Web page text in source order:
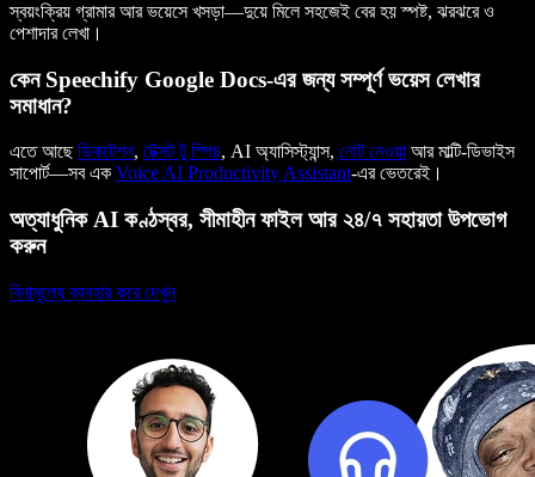
স্বয়ংক্রিয় গ্রামার আর ভয়েসে খসড়া—দুয়ে মিলে সহজেই বের হয় স্পষ্ট, ঝরঝরে ও
পেশাদার লেখা।
কেন Speechify Google Docs-এর জন্য সম্পূর্ণ ভয়েস লেখার
সমাধান?
এতে আছেডিকটেশন, টেক্সট টু স্পিচ, AI অ্যাসিস্ট্যান্স, নোট নেওয়া আর মাল্টি-ডিভাইস
সাপোর্ট—সব এক Voice AI Productivity Assistant-এর ভেতরেই।
অত্যাধুনিক AI কণ্ঠস্বর, সীমাহীন ফাইল আর ২৪/৭ সহায়তা উপভোগ
করুন
বিনামূল্যে ব্যবহার করে দেখুন